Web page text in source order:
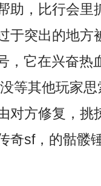
助，比行会里
于突出的地方
它在兴奋热
等其他玩家
对方修复，挑
奇sf，的骷髅